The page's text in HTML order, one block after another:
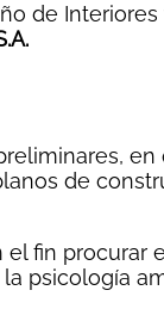
de
de
fin
psicología